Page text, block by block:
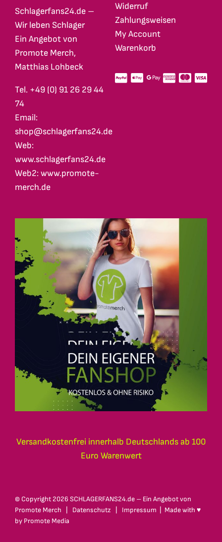
Schlagerfans24.de –
Wir leben Schlager
Ein Angebot von
Promote Merch,
Matthias Lohbeck
Tel. +49 (0) 91 26 29 44
74
Email:
shop@schlagerfans24.de
Web:
www.schlagerfans24.de
Web2: www.promote-
merch.de
Widerruf
Zahlungsweisen
My Account
Warenkorb
Versandkostenfrei innerhalb Deutschlands ab 100
Euro Warenwert
© Copyright 2026 SCHLAGERFANS24.de – Ein Angebot von
Promote Merch
Datenschutz Impressum | Made with ♥
by Promote Media